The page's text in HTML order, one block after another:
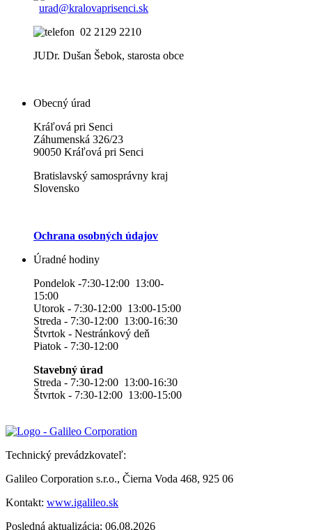
urad@kralovaprisenci.sk
02 2129 2210
JUDr. Dušan Šebok, starosta obce
Obecný úrad
Kráľová pri Senci
Záhumenská 326/23
90050 Kráľová pri Senci
Bratislavský samosprávny kraj
Slovensko
Ochrana osobných údajov
Úradné hodiny
Pondelok -7:30-12:00 13:00-
15:00
Utorok - 7:30-12:00 13:00-15:00
Streda - 7:30-12:00 13:00-16:30
Štvrtok - Nestránkový deň
Piatok - 7:30-12:00
Stavebný úrad
Streda - 7:30-12:00 13:00-16:30
Štvrtok - 7:30-12:00 13:00-15:00
Technický prevádzkovateľ:
Galileo Corporation s.r.o., Čierna Voda 468, 925 06
Kontakt: www.igalileo.sk
Posledná aktualizácia: 06.08.2026